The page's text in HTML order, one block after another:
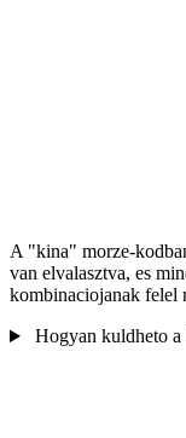
A "kina" morze-
van elvalasztva, es
kombinaciojanak felel
Hogyan kuldheto